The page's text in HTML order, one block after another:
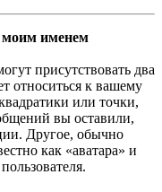
моим именем
присутствовать два
относиться к вашему
или точки,
вы оставили,
Другое, обычно
как «аватара» и